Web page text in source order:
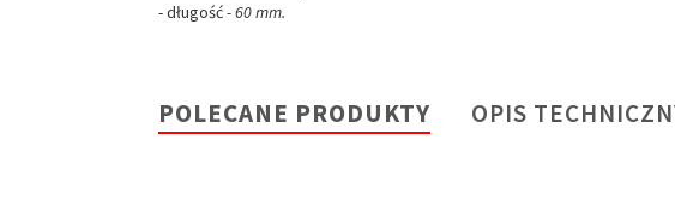
- długość- 60 mm.
POLECANE PRODUKTY OPIS